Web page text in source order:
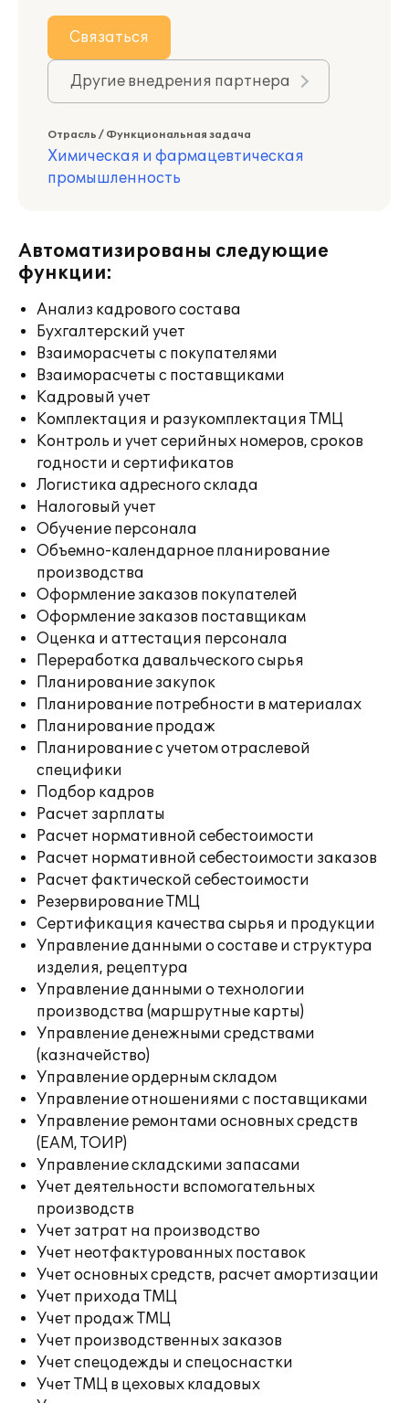
Связаться
Другие внедрения партнера
Отрасль / Функциональная задача
Химическая и фармацевтическая
промышленность
Автоматизированы следующие
функции:
Анализ кадрового состава
Бухгалтерский учет
Взаиморасчеты с покупателями
Взаиморасчеты с поставщиками
Кадровый учет
Комплектация и разукомплектация ТМЦ
Контроль и учет серийных номеров, сроков
годности и сертификатов
Логистика адресного склада
Налоговый учет
Обучение персонала
Объемно-календарное планирование
производства
Оформление заказов покупателей
Оформление заказов поставщикам
Оценка и аттестация персонала
Переработка давальческого сырья
Планирование закупок
Планирование потребности в материалах
Планирование продаж
Планирование с учетом отраслевой
специфики
Подбор кадров
Расчет зарплаты
Расчет нормативной себестоимости
Расчет нормативной себестоимости заказов
Расчет фактической себестоимости
Резервирование ТМЦ
Сертификация качества сырья и продукции
Управление данными о составе и структура
изделия, рецептура
Управление данными о технологии
производства (маршрутные карты)
Управление денежными средствами
(казначейство)
Управление ордерным складом
Управление отношениями с поставщиками
Управление ремонтами основных средств
(EAM, ТОИР)
Управление складскими запасами
Учет деятельности вспомогательных
производств
Учет затрат на производство
Учет неотфактурованных поставок
Учет основных средств, расчет амортизации
Учет прихода ТМЦ
Учет продаж ТМЦ
Учет производственных заказов
Учет спецодежды и спецоснастки
Учет ТМЦ в цеховых кладовых